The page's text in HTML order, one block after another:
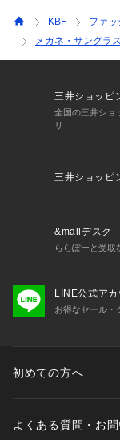
KBF ファッ
メガネ・サングラス
三井ショッピ
全国の三井ショ
リ
三井ショッピ
&mallデスク
ららぽーと受取
LINE公式アカ
お得なセール・
初めての方へ
よくある質問・お